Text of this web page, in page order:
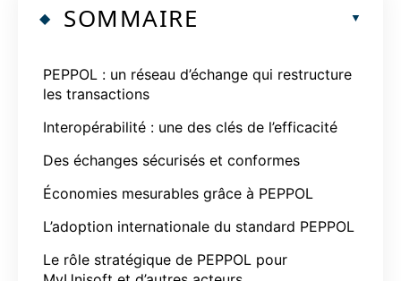
SOMMAIRE
PEPPOL : un réseau d’échange qui restructure
les transactions
Interopérabilité : une des clés de l’efficacité
Des échanges sécurisés et conformes
Économies mesurables grâce à PEPPOL
L’adoption internationale du standard PEPPOL
Le rôle stratégique de PEPPOL pour